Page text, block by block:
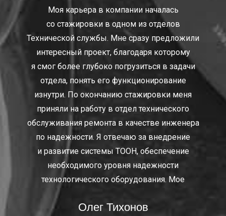
Моя карьера в компании началась
со стажировки в одном из отделов
Технической службы. Мне сразу предложили
интересный проект, благодаря которому
я смог более глубоко погрузиться в задачи
отдела, понять его функционирование
изнутри. По окончанию стажировки меня
приняли на работу в отдел технического
обслуживания ремонта в качестве инженера
по надежности. Я отвечаю за внедрение
и развитие системы ТООН, обеспечение
необходимого уровня надежности
технологического оборудования. Мое
Олег Тихонов